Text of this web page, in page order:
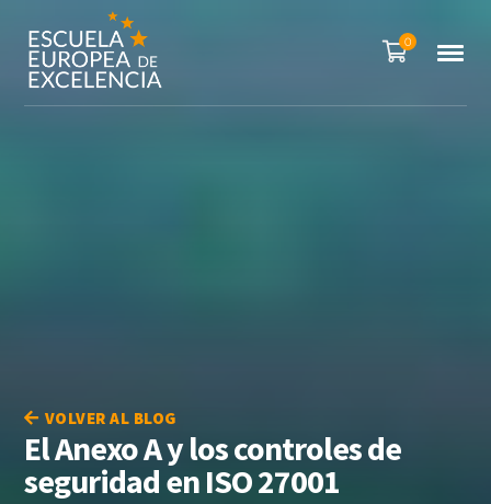
0
VOLVER AL BLOG
El Anexo A y los controles de
seguridad en ISO 27001